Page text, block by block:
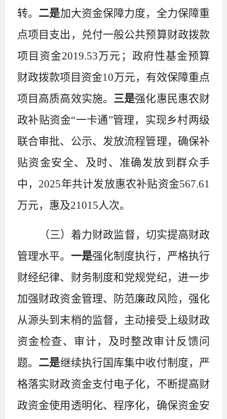
转。 二是加大资金保障力度，全力保障重
点项目支出，兑付一般公共预算财政拨款
项目资金2019.53万元；政府性基金预算
财政拨款项目资金10万元，有效保障重点
项目高质高效实施。 三是强化惠民惠农财
政补贴资金“一卡通”管理，实现乡村两级
联合审批、公示、发放流程管理，确保补
贴资金安全、及时、准确发放到群众手
中， 2025年共计发放惠农补贴资金567.61
万元，惠及21015 人次。
（三）着力财政监督，切实提高财政
管理水平。 一是强化制度执行，严格执行
财经纪律、财务制度和党规党纪，进一步
加强财政资金管理、防范廉政风险，强化
从源头到末梢的监督，主动接受上级财政
资金检查、审计，及时整改审计反馈问
题。 二是继续执行国库集中收付制度，严
格落实财政资金支付电子化，不断提高财
政资金使用透明化、程序化，确保资金安